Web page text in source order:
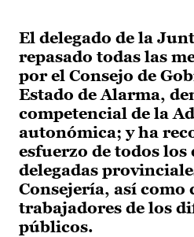
El delegado de la
repasado todas las
por el Consejo de
Estado de Alarma,
competencial de la
autonómica; y ha
esfuerzo de todos los
delegadas
Consejería, así como
trabajadores de los
públicos.